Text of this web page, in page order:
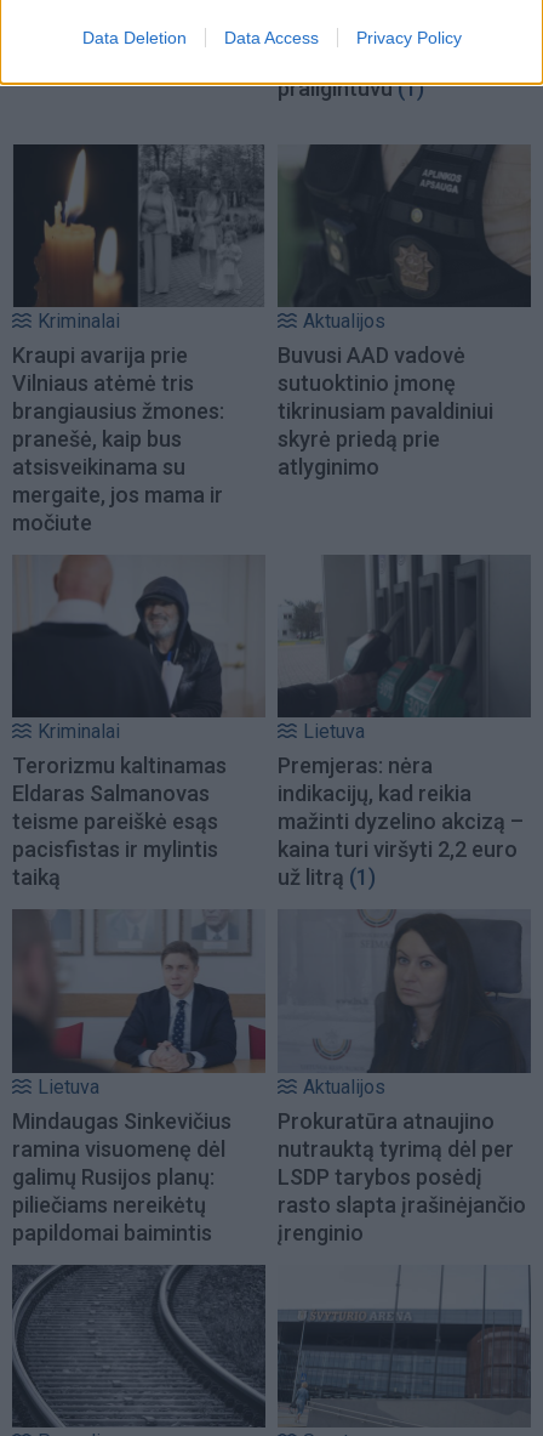
Data Deletion Data Access Privacy Policy
didžiausią savo norą
(3)
mušeiką baro lankytojai
prailgintuvu(1)
Kriminalai
Kraupi avarija prie
Vilniaus atėmė tris
brangiausius žmones:
pranešė, kaip bus
atsisveikinama su
mergaite, jos mama ir
močiute
Aktualijos
Buvusi AAD vadovė
sutuoktinio įmonę
tikrinusiam pavaldiniui
skyrė priedą prie
atlyginimo
Kriminalai
Terorizmu kaltinamas
Eldaras Salmanovas
teisme pareiškė esąs
pacisfistas ir mylintis
taiką
Lietuva
Premjeras: nėra
indikacijų, kad reikia
mažinti dyzelino akcizą –
kaina turi viršyti 2,2 euro
už litrą (1)
Lietuva
Mindaugas Sinkevičius
ramina visuomenę dėl
galimų Rusijos planų:
piliečiams nereikėtų
papildomai baimintis
Aktualijos
Prokuratūra atnaujino
nutrauktą tyrimą dėl per
LSDP tarybos posėdį
rasto slapta įrašinėjančio
įrenginio